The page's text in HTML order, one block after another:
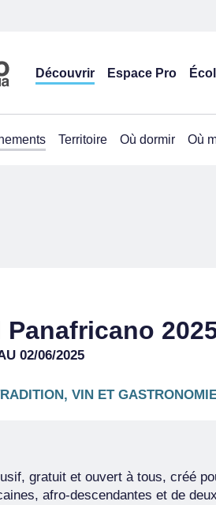
Découvrir Espace Pro
Territoire Où dormir Où
Panafricano
02/06/2025
VIN ET
gratuit et ouvert à tous, créé
afro-descendantes et de